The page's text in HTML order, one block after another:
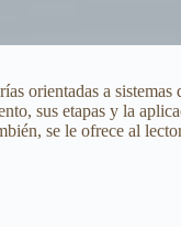
orientadas a
sus etapas y la
se le ofrece al